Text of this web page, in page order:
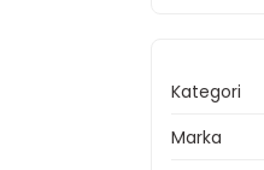
Kategori
Marka